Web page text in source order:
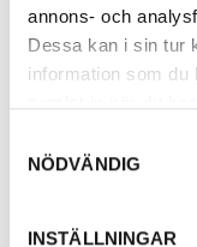
annons- och
Dessa kan i sin tur
information som du
NÖDVÄNDIG
INSTÄLLNINGAR
Lågstadiet
Mellanstadiet
Om
Förskola